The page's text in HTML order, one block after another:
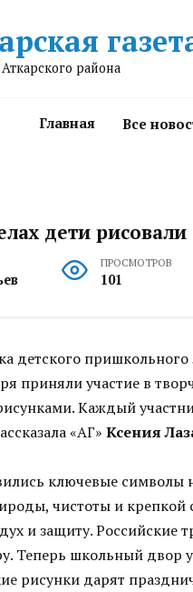
района
Главная Все
дети
ПРОСМОТРОВ
101
детского пришкольного
приняли участие в
Каждый
«АГ» Ксения
ключевые
чистоты и
и защиту. Российские
Теперь школьный двор
рисунки дарят